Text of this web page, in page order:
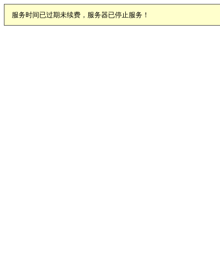
服务时间已过期未续费，服务器已停止服务！